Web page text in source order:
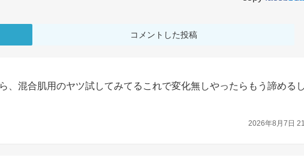
コメントした投稿
、混合肌用のヤツ試してみてるこれで変化無しやったらもう諦める
2026年8月7日